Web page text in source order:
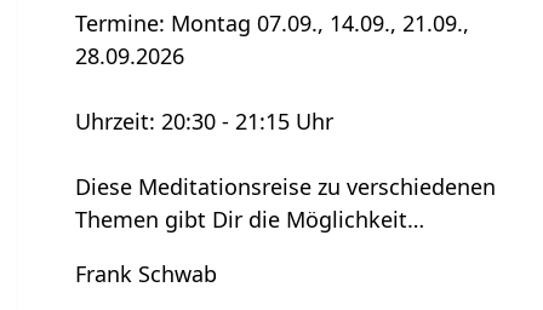
Termine: Montag 07.09., 14.09., 21.09.,
28.09.2026
Uhrzeit: 20:30 - 21:15 Uhr
Diese Meditationsreise zu verschiedenen
Themen gibt Dir die Möglichkeit…
Frank Schwab